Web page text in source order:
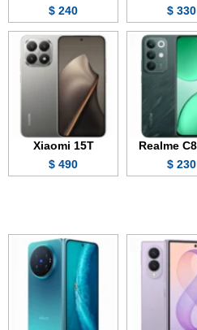
330 $
240 $
Realme
230 $
Xiaomi 15T
490 $